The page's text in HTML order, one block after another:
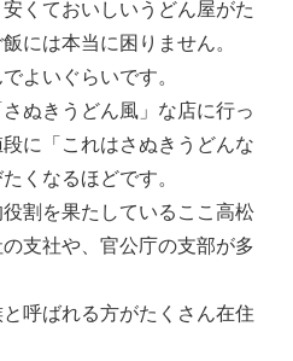
くておいしいうどん屋がた
には本当に困りません。
よいぐらいです。
ぬきうどん風」な店に行っ
に「これはさぬきうどんな
くなるほどです。
割を果たしているここ高松
支社や、官公庁の支部が多
呼ばれる方がたくさん在住